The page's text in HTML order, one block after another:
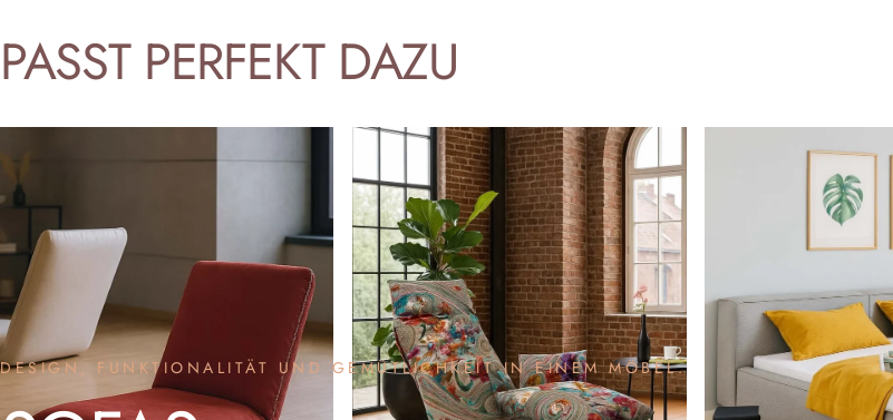
DESIGN, FUNKTIONALITÄT UND GEMÜTLICHKEIT IN EINEM MÖBEL.
PASST PERFEKT DAZU